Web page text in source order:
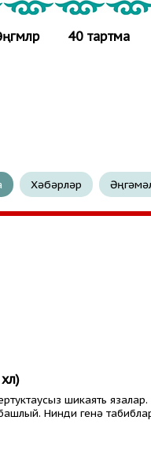
40 тартма
Хәбәрләр
шикаять
Нинди генә